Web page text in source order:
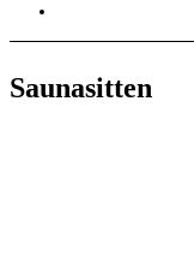
Saunasitten